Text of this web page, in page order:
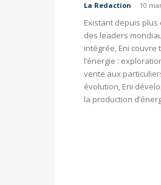
La Redaction - 10
Existant depuis plus
des leaders
intégrée, Eni
l’énergie :
vente aux
évolution, Eni
la production